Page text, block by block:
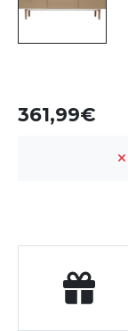
361,99